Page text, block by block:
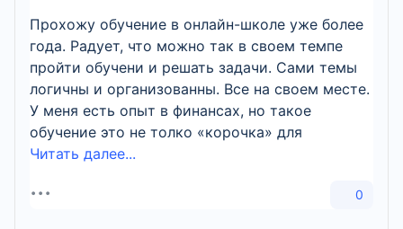
Прохожу обучение в онлайн-школе уже более
года. Радует, что можно так в своем темпе
пройти обучени и решать задачи. Сами темы
логичны и организованны. Все на своем месте.
У меня есть опыт в финансах, но такое
обучение это не толко «корочка» для
Читать далее...
0